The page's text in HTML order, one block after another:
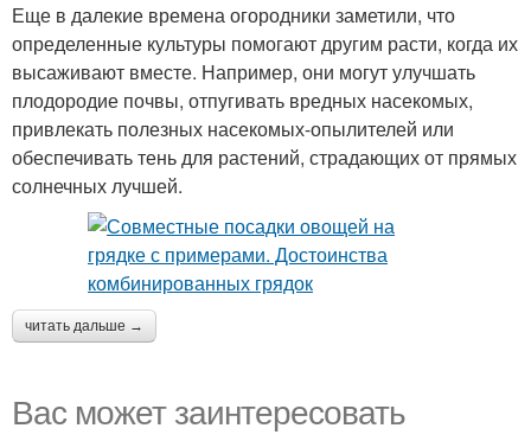
Еще в далекие времена огородники заметили, что
определенные культуры помогают другим расти, когда их
высаживают вместе. Например, они могут улучшать
плодородие почвы, отпугивать вредных насекомых,
привлекать полезных насекомых-опылителей или
обеспечивать тень для растений, страдающих от прямых
солнечных лучшей.
читать дальше →
Вас может заинтересовать